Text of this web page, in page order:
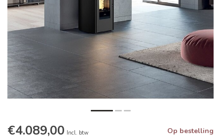
€4.089,00 Incl. btw Op bestelling